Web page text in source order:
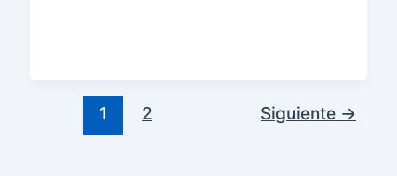
1 2 Siguiente →